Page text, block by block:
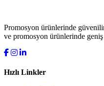
Promosyon ürünlerinde
ve promosyon ürünlerinde
Hızlı Linkler